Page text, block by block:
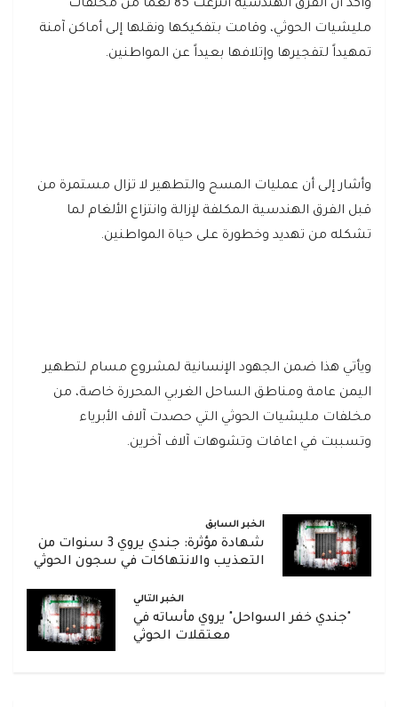
وأكد أن الفرق الهندسية انتزعت 85 لغماً من مخلفات
مليشيات الحوثي، وقامت بتفكيكها ونقلها إلى أماكن آمنة
تمهيداً لتفجيرها وإتلافها بعيداً عن المواطنين.
وأشار إلى أن عمليات المسح والتطهير لا تزال مستمرة من
قبل الفرق الهندسية المكلفة لإزالة وانتزاع الألغام لما
تشكله من تهديد وخطورة على حياة المواطنين.
ويأتي هذا ضمن الجهود الإنسانية لمشروع مسام لتطهير
اليمن عامة ومناطق الساحل الغربي المحررة خاصة، من
مخلفات مليشيات الحوثي التي حصدت آلاف الأبرياء
وتسببت في اعاقات وتشوهات آلاف آخرين.
الخبر السابق
شهادة مؤثرة: جندي يروي 3 سنوات من
التعذيب والانتهاكات في سجون الحوثي
الخبر التالي
"جندي خفر السواحل" يروي مأساته في
معتقلات الحوثي